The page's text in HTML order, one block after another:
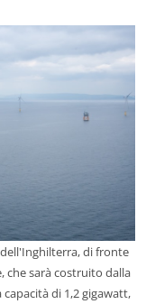
di fronte
che sarà costruito dalla
di 1,2 gigawatt,